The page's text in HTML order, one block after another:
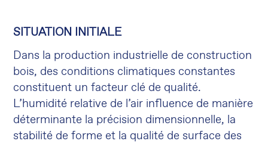
SITUATION INITIALE
Dans la production industrielle de construction
bois, des conditions climatiques constantes
constituent un facteur clé de qualité.
L’humidité relative de l’air influence de manière
déterminante la précision dimensionnelle, la
stabilité de forme et la qualité de surface des